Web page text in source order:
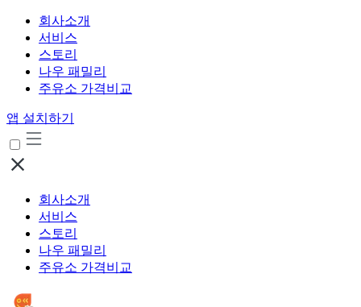
회사소개
서비스
스토리
나우 패밀리
주유소 가격비교
앱 설치하기
회사소개
서비스
스토리
나우 패밀리
주유소 가격비교